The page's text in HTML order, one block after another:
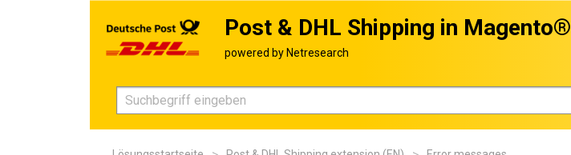
Post & DHL Shipping in Magento®